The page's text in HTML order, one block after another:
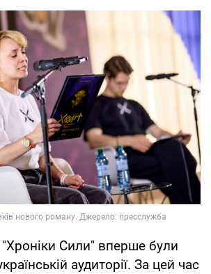
Сили" вперше були
аудиторії. За цей час